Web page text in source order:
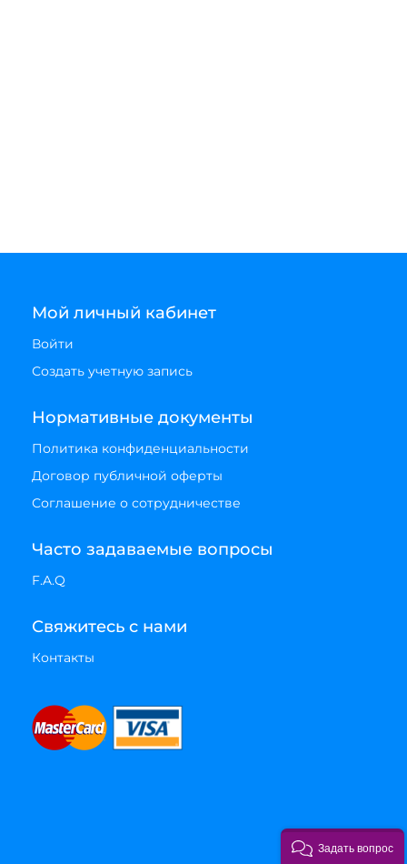
Мой личный кабинет
Войти
Создать учетную запись
Нормативные документы
Политика конфиденциальности
Договор публичной оферты
Соглашение о сотрудничестве
Часто задаваемые вопросы
F.A.Q
Свяжитесь с нами
Контакты
Задать вопрос